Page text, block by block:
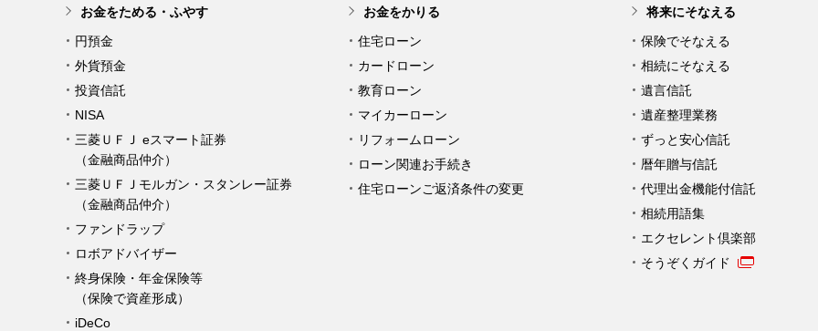
お金をためる・ふやす
円預金
外貨預金
投資信託
NISA
三菱ＵＦＪ eスマート証券
（金融商品仲介）
三菱ＵＦＪモルガン・スタンレー証券
（金融商品仲介）
ファンドラップ
ロボアドバイザー
終身保険・年金保険等
（保険で資産形成）
iDeCo
お金をかりる
住宅ローン
カードローン
教育ローン
マイカーローン
リフォームローン
ローン関連お手続き
住宅ローンご返済条件の変更
将来にそなえる
保険でそなえる
相続にそなえる
遺言信託
遺産整理業務
ずっと安心信託
暦年贈与信託
代理出金機能付信託
相続用語集
エクセレント倶楽部
そうぞくガイド